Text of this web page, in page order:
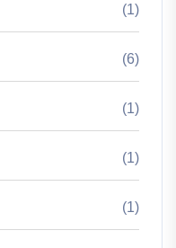
(1)
(6)
(1)
(1)
(1)